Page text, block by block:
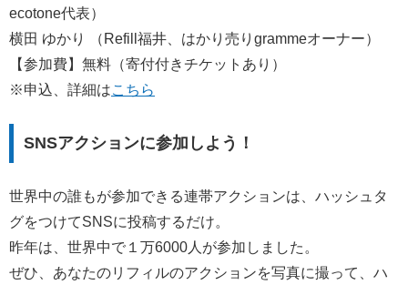
ecotone代表）
横田 ゆかり （Refill福井、はかり売りgrammeオーナー）
【参加費】無料（寄付付きチケットあり）
※申込、詳細はこちら
SNSアクションに参加しよう！
世界中の誰もが参加できる連帯アクションは、ハッシュタ
グをつけてSNSに投稿するだけ。
昨年は、世界中で１万6000人が参加しました。
ぜひ、あなたのリフィルのアクションを写真に撮って、ハ